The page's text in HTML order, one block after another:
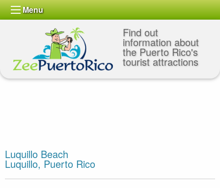
Menu
Find out
information about
the Puerto Rico's
tourist attractions
Luquillo Beach
Luquillo, Puerto Rico